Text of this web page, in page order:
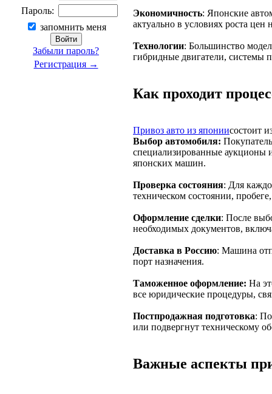
Пароль:
запомнить меня
Забыли пароль?
Регистрация →
Экономичность: Японские
актуально в условиях роста цен
Технологии: Большинство
гибридные двигатели, системы
Как проходит
Привоз авто из япониисостоит
Выбор автомобиля:
специализированные аукционы
японских машин.
Проверка состояния: Для
техническом состоянии,
Оформление сделки: После
необходимых документов,
Доставка в Россию: Машина
порт назначения.
Таможенное оформление: На
все юридические процедуры,
Постпродажная подготовка:
или подвергнут техническому
Важные аспекты